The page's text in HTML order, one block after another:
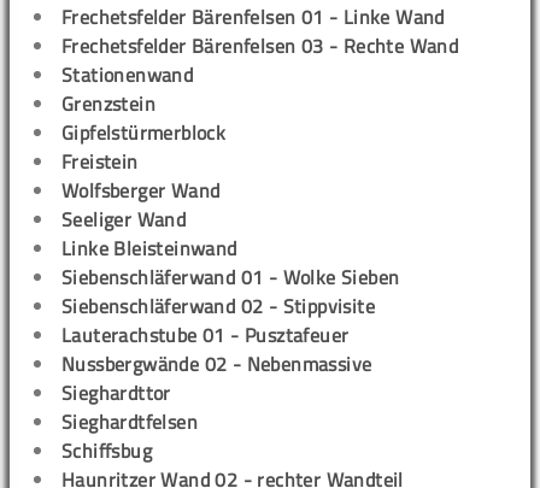
Frechetsfelder Bärenfelsen 01 - Linke Wand
Frechetsfelder Bärenfelsen 03 - Rechte Wand
Stationenwand
Grenzstein
Gipfelstürmerblock
Freistein
Wolfsberger Wand
Seeliger Wand
Linke Bleisteinwand
Siebenschläferwand 01 - Wolke Sieben
Siebenschläferwand 02 - Stippvisite
Lauterachstube 01 - Pusztafeuer
Nussbergwände 02 - Nebenmassive
Sieghardttor
Sieghardtfelsen
Schiffsbug
Haunritzer Wand 02 - rechter Wandteil